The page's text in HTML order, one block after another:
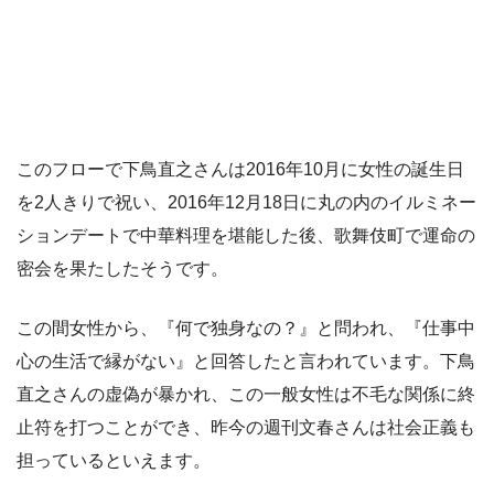
このフローで下鳥直之さんは2016年10月に女性の誕生日
を2人きりで祝い、2016年12月18日に丸の内のイルミネー
ションデートで中華料理を堪能した後、歌舞伎町で運命の
密会を果たしたそうです。
この間女性から、『何で独身なの？』と問われ、『仕事中
心の生活で縁がない』と回答したと言われています。下鳥
直之さんの虚偽が暴かれ、この一般女性は不毛な関係に終
止符を打つことができ、昨今の週刊文春さんは社会正義も
担っているといえます。